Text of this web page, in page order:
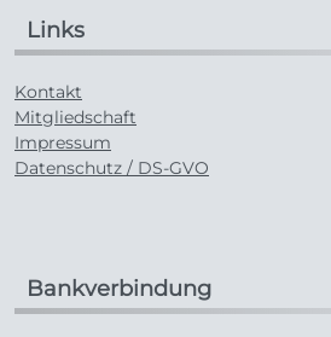
Links
Kontakt
Mitgliedschaft
Impressum
Datenschutz / DS-GVO
Bankverbindung